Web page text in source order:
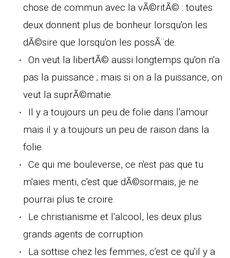
chose de commun avec la vÃ©ritÃ© : toutes
deux donnent plus de bonheur lorsqu'on les
dÃ©sire que lorsqu'on les possÃ¨de.
On veut la libertÃ© aussi longtemps qu'on n'a
pas la puissance ; mais si on a la puissance, on
veut la suprÃ©matie.
Il y a toujours un peu de folie dans l'amour
mais il y a toujours un peu de raison dans la
folie.
Ce qui me bouleverse, ce n'est pas que tu
m'aies menti, c'est que dÃ©sormais, je ne
pourrai plus te croire.
Le christianisme et l'alcool, les deux plus
grands agents de corruption.
La sottise chez les femmes, c'est ce qu'il y a